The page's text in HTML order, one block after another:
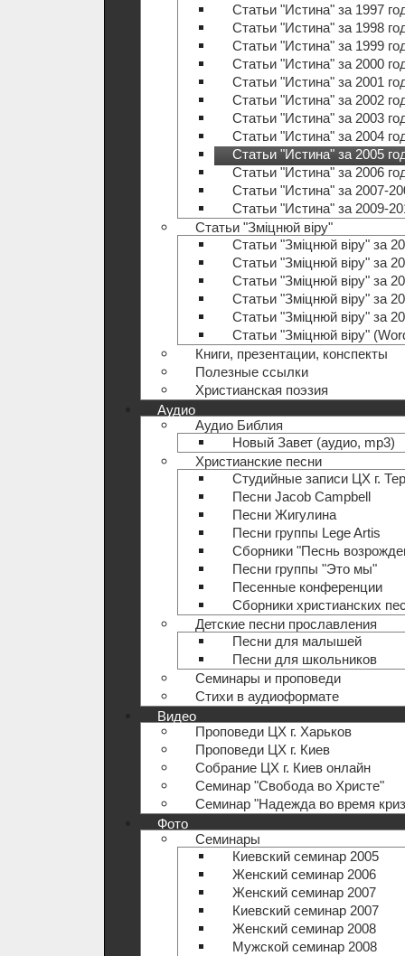
Статьи "Истина" за 1997
Статьи "Истина" за 1998
Статьи "Истина" за 1999
Статьи "Истина" за 2000
Статьи "Истина" за 2001
Статьи "Истина" за 2002
Статьи "Истина" за 2003
Статьи "Истина" за 2004
Статьи "Истина" за 2005
Статьи "Истина" за 2006
Статьи "Истина" за 2007-
Статьи "Истина" за 2009-
Статьи "Зміцнюй віру"
Статьи "Зміцнюй віру" за
Статьи "Зміцнюй віру" за
Статьи "Зміцнюй віру" за
Статьи "Зміцнюй віру" за
Статьи "Зміцнюй віру" за
Статьи "Зміцнюй віру"
Книги, презентации, конспекты
Полезные ccылки
Христианская поэзия
Аудио
Аудио Библия
Новый Завет (аудио, mp3)
Христианские песни
Студийные записи ЦХ г.
Песни Jacob Campbell
Песни Жигулина
Песни группы Lege Artis
Сборники "Песнь
Песни группы "Это мы"
Песенные конференции
Сборники христианских
Детские песни прославления
Песни для малышей
Песни для школьников
Семинары и проповеди
Стихи в аудиоформате
Видео
Проповеди ЦХ г. Харьков
Проповеди ЦХ г. Киев
Собрание ЦХ г. Киев онлайн
Семинар "Свобода во Христе"
Семинар "Надежда во время
Фото
Семинары
Киевский семинар 2005
Женский семинар 2006
Женский семинар 2007
Киевский семинар 2007
Женский семинар 2008
Мужской семинар 2008